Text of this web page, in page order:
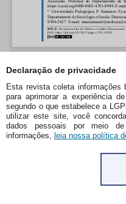
Declaração de privacidade
Esta revista coleta informações
para aprimorar a experiência
segundo o que estabelece a
utilizar este site, você
dados pessoais por meio
informações, leia nossa política